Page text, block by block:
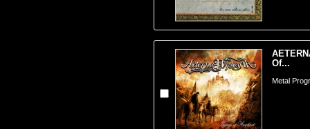
Of...
Metal